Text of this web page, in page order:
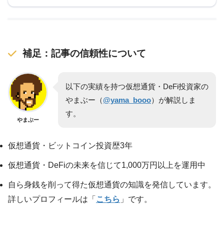
補足：記事の信頼性について
やまぶー
以下の実績を持つ仮想通貨・DeFi投資家の
やまぶー（@yama_booo）が解説しま
す。
仮想通貨・ビットコイン投資歴3年
仮想通貨・DeFiの未来を信じて1,000万円以上を運用中
自ら身銭を削って得た仮想通貨の知識を発信しています。
詳しいプロフィールは「 こちら 」です。